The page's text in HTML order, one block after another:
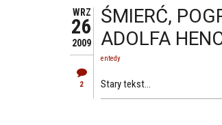
WRZ
26
2009
2
ŚMIERĆ,
ADOLFA
entedy
Stary tekst...